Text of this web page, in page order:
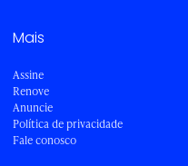
Mais
Assine
Renove
Anuncie
Política de privacidade
Fale conosco